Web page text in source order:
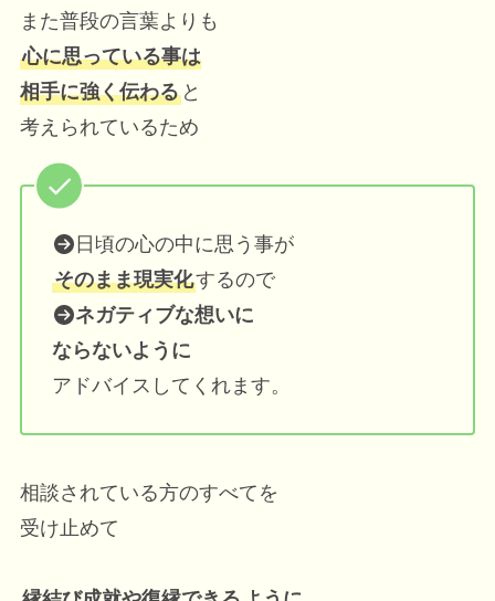
また普段の言葉よりも
心に思っている事は
相手に強く伝わると
考えられているため
日頃の心の中に思う事が
そのまま現実化するので
ネガティブな想いに
ならないように
アドバイスしてくれます。
相談されている方のすべてを
受け止めて